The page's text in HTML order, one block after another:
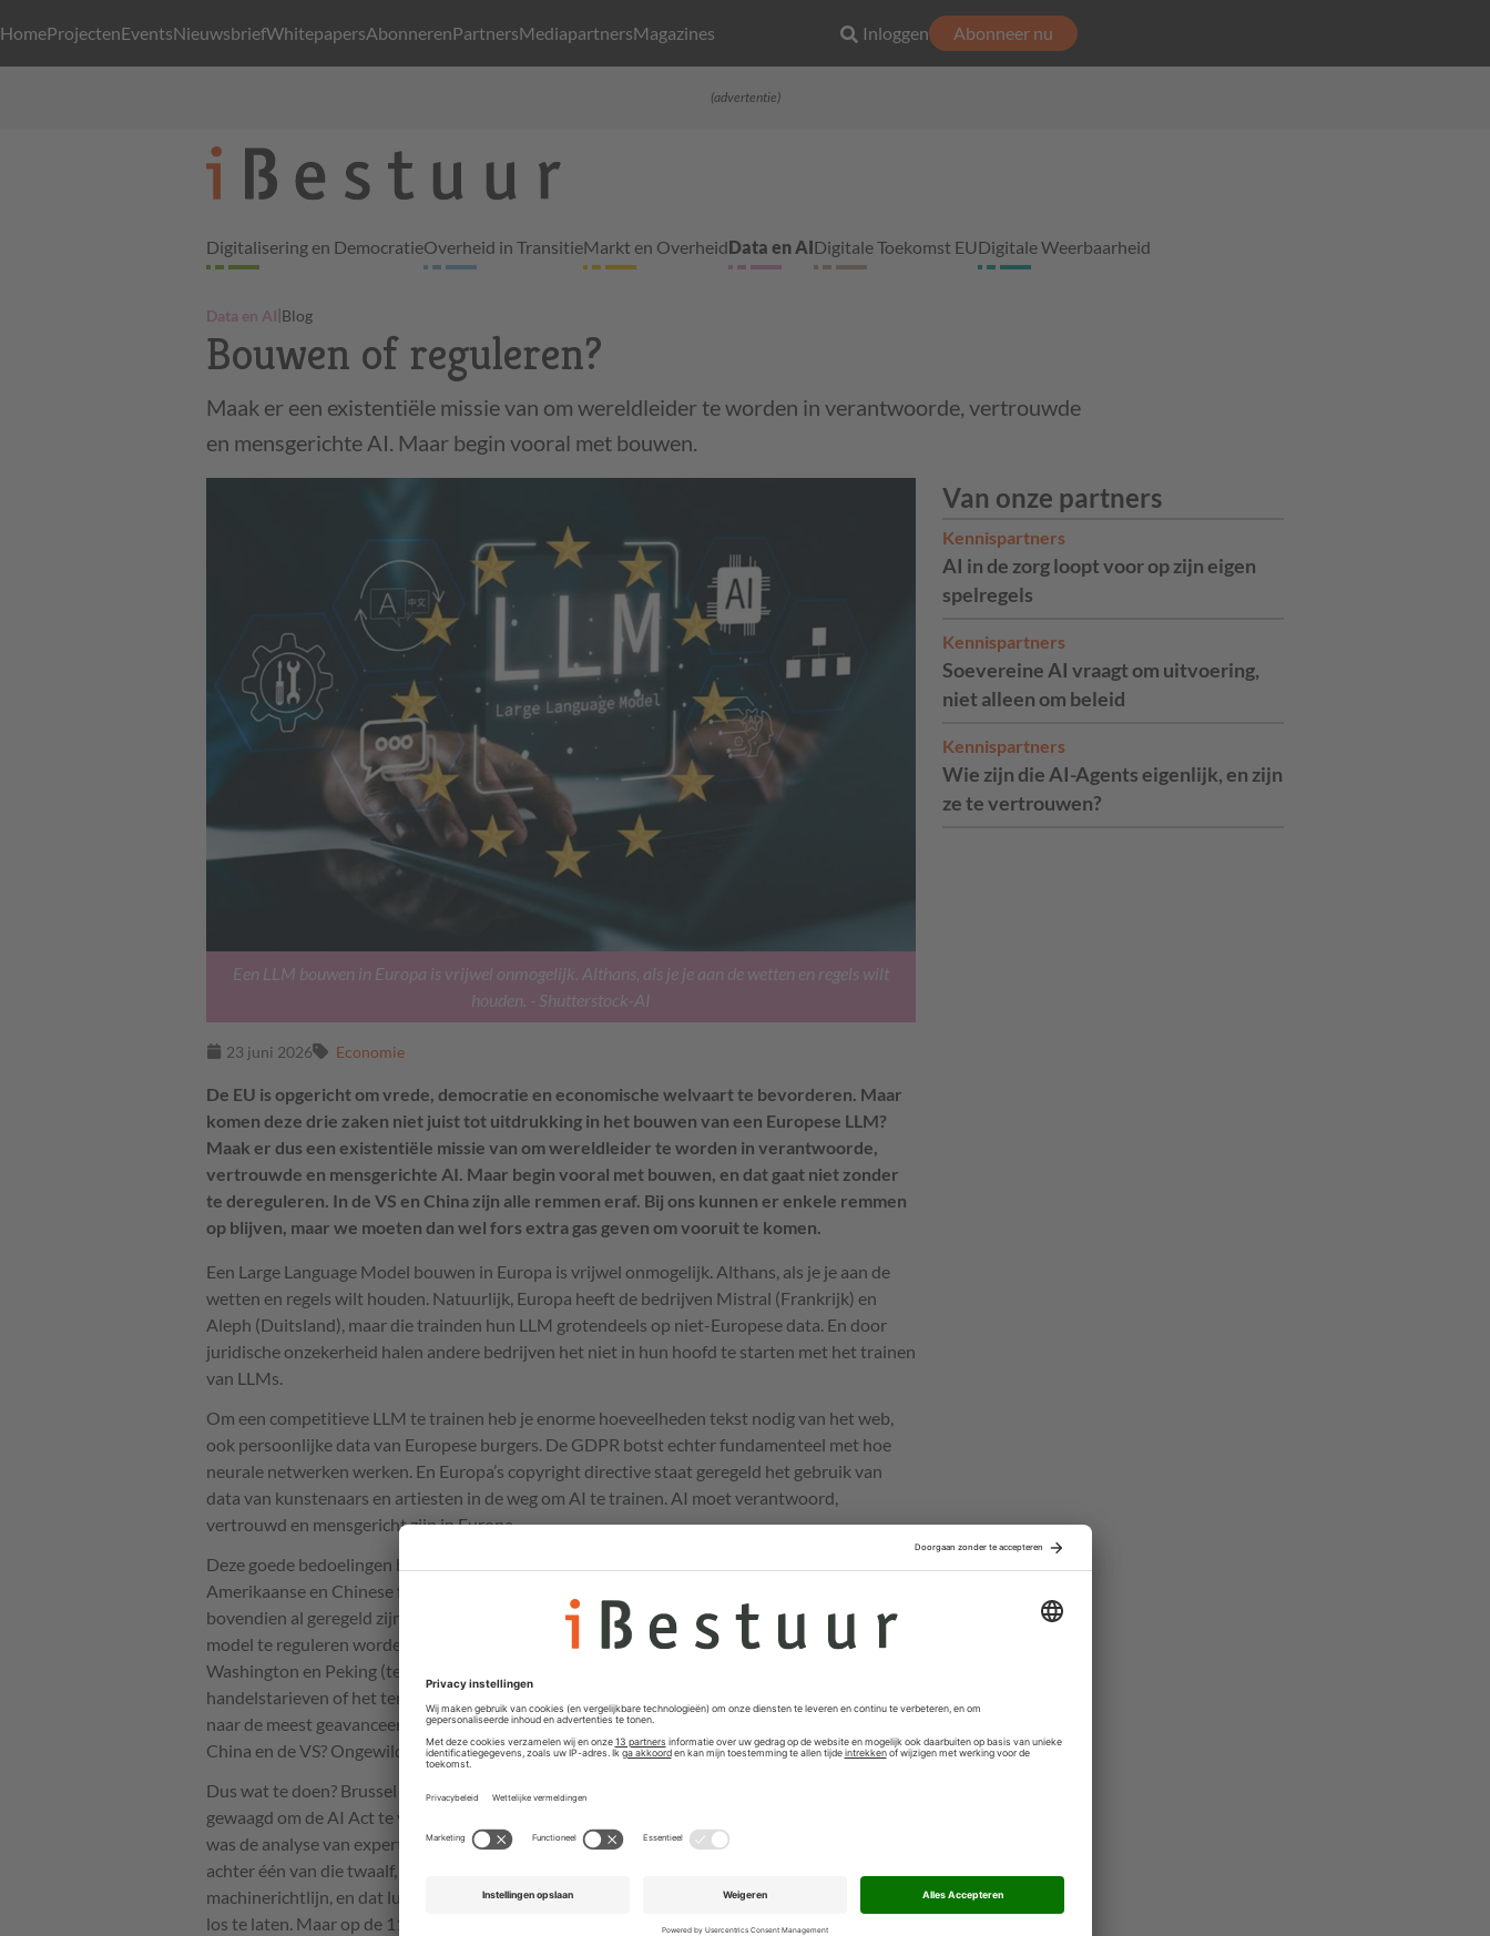
HomeProjectenEventsNieuwsbriefWhitepapersAbonnerenPartnersMediapartnersMagazines Inloggen Abonneer nu
(advertentie)
Digitalisering en DemocratieOverheid in TransitieMarkt en OverheidData en AIDigitale Toekomst EUDigitale Weerbaarheid
Data en AI|Blog
Bouwen of reguleren?
Maak er een existentiële missie van om wereldleider te worden in verantwoorde, vertrouwde
en mensgerichte AI. Maar begin vooral met bouwen.
Een LLM bouwen in Europa is vrijwel onmogelijk. Althans, als je je aan de wetten en regels wilt
houden. - Shutterstock-AI
23 juni 2026 Economie
Van onze partners
Kennispartners
AI in de zorg loopt voor op zijn eigen
spelregels
Kennispartners
Soevereine AI vraagt om uitvoering,
niet alleen om beleid
Kennispartners
Wie zijn die AI-Agents eigenlijk, en zijn
ze te vertrouwen?
De EU is opgericht om vrede, democratie en economische welvaart te bevorderen. Maar
komen deze drie zaken niet juist tot uitdrukking in het bouwen van een Europese LLM?
Maak er dus een existentiële missie van om wereldleider te worden in verantwoorde,
vertrouwde en mensgerichte AI. Maar begin vooral met bouwen, en dat gaat niet zonder
te dereguleren. In de VS en China zijn alle remmen eraf. Bij ons kunnen er enkele remmen
op blijven, maar we moeten dan wel fors extra gas geven om vooruit te komen.
Een Large Language Model bouwen in Europa is vrijwel onmogelijk. Althans, als je je aan de
wetten en regels wilt houden. Natuurlijk, Europa heeft de bedrijven Mistral (Frankrijk) en
Aleph (Duitsland), maar die trainden hun LLM grotendeels op niet-Europese data. En door
juridische onzekerheid halen andere bedrijven het niet in hun hoofd te starten met het trainen
van LLMs.
Om een competitieve LLM te trainen heb je enorme hoeveelheden tekst nodig van het web,
ook persoonlijke data van Europese burgers. De GDPR botst echter fundamenteel met hoe
neurale netwerken werken. En Europa’s copyright directive staat geregeld het gebruik van
data van kunstenaars en artiesten in de weg om AI te trainen. AI moet verantwoord,
vertrouwd en mensgericht zijn in Europa.
Deze goede bedoelingen hebben echter als resultaat dat structurele afhankelijkheid van
Amerikaanse en Chinese frontier AI-modellen nu snel in zicht komt. Europees talent zoekt
bovendien al geregeld zijn heil in de VS. Pogingen om AI uit China en Amerika naar Europees
model te reguleren worden niet langer gepikt door die landen. Brusselse bemoeizucht op wat
Washington en Peking (terecht) zien als een existentiële strijd wordt pardoes gepareerd met
handelstarieven of het terugtrekken van soldaten uit Europa. Bovendien: AI genereert vraag
naar de meest geavanceerde halfgeleiders. Willen we die industrie dan ook overlaten aan
China en de VS? Ongewild vliegt onze digitale soevereiniteit het raam uit.
Dus wat te doen? Brussel is niet ongevoelig voor kritiek en er werd in mei een eerste poging
gewaagd om de AI Act te versimpelen. Op 12 onderdelen moest de juridische handrem eraf, zo
was de analyse van experts. Bondskanselier Friedrich Merz zette zijn volle politieke gewicht
achter één van die twaalf, industriële data uit de AI Act te halen en onder te brengen in een
machinerichtlijn, en dat lukte. Merz toonde aan: Europa kan flexibel zijn zonder zijn principes
los te laten. Maar op de 11 andere probleemgebieden bleef het stil. De